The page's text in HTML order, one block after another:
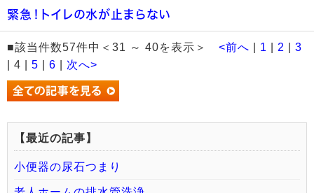
緊急！トイレの水が止まらない
■該当件数57件中＜31 ～ 40を表示＞ <前へ 1 2
3
| 4 | 5 6 次へ>
【最近の記事】
小便器の尿石つまり